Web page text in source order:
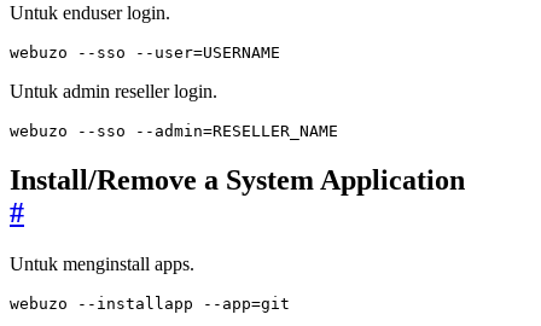
Untuk enduser login.
webuzo --sso --user=USERNAME
Untuk admin reseller login.
webuzo --sso --admin=RESELLER_NAME
Install/Remove a System Application
#
Untuk menginstall apps.
webuzo --installapp --app=git